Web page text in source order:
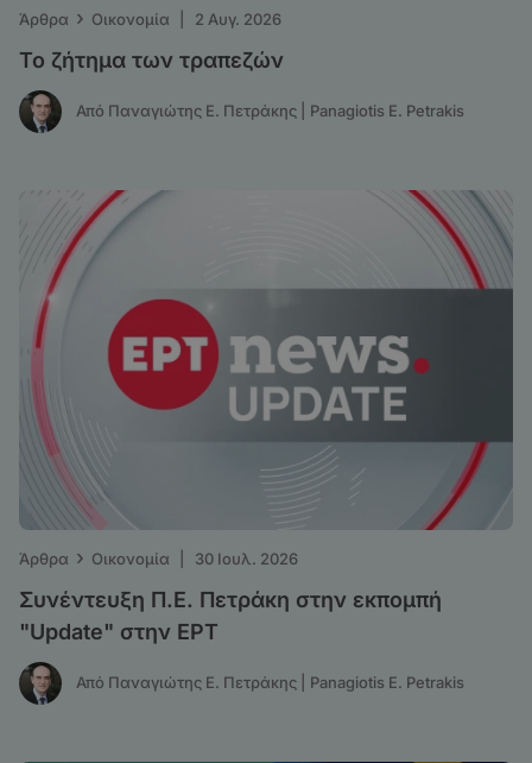
Άρθρα › Οικονομία 2 Αυγ. 2026
Το ζήτημα των τραπεζών
Από Παναγιώτης Ε. Πετράκης | Panagiotis E. Petrakis
Άρθρα › Οικονομία 30 Ιουλ. 2026
Συνέντευξη Π.Ε. Πετράκη στην εκπομπή
"Update" στην ΕΡΤ
Από Παναγιώτης Ε. Πετράκης | Panagiotis E. Petrakis